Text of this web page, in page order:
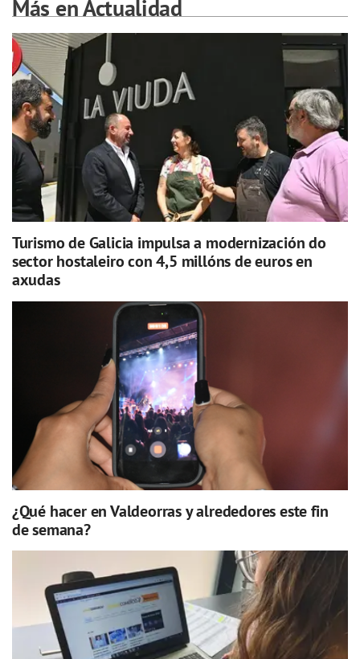
Más en Actualidad
Turismo de Galicia impulsa a modernización do
sector hostaleiro con 4,5 millóns de euros en
axudas
¿Qué hacer en Valdeorras y alrededores este fin
de semana?